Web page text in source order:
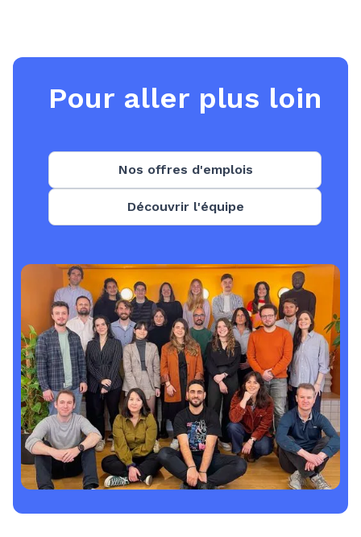
Pour aller plus loin
Découvrir l'équipe
Nos offres d'emplois